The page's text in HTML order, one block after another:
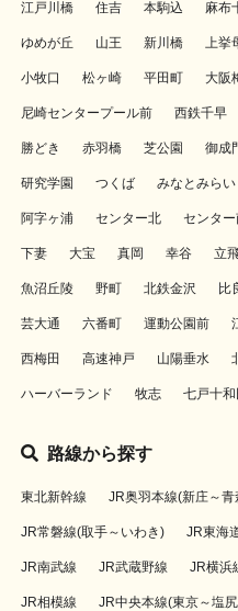
江戸川橋 住吉 本駒込 麻布
ゆめが丘 山王 新川橋 上挙
小牧口 松ヶ崎 平田町 大阪
尼崎センタープール前 西鉄千早
勝どき 赤羽橋 芝公園 御成
研究学園 つくば みなとみらい
阿字ヶ浦 センター北 センタ
下妻 大宝 真岡 幸谷 立
魚沼丘陵 野町 北鉄金沢 比
芸大通 六番町 運動公園前
西梅田 高速神戸 山陽垂水
ハーバーランド 牧志 七戸十和
路線から探す
東北新幹線 JR奥羽本線(新庄～青
JR常磐線(取手～いわき) JR東海
JR南武線 JR武蔵野線 JR横浜
JR相模線 JR中央本線(東京～塩